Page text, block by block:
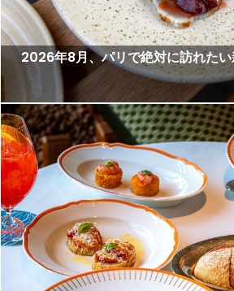
2026年8月、パリで絶対に訪れた